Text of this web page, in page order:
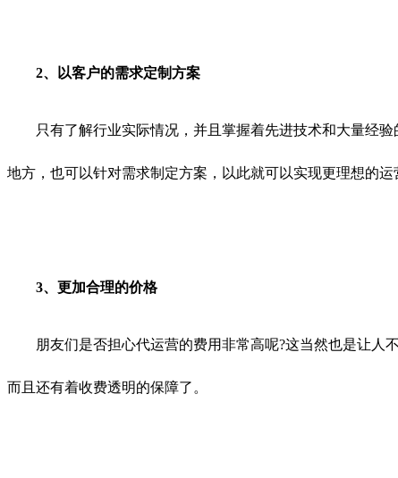
2、以客户的需求定制方案
只有了解行业实际情况，并且掌握着先进技术和大量经验
地方，也可以针对需求制定方案，以此就可以实现更理想的运
3、更加合理的价格
朋友们是否担心代运营的费用非常高呢?这当然也是让人不
而且还有着收费透明的保障了。